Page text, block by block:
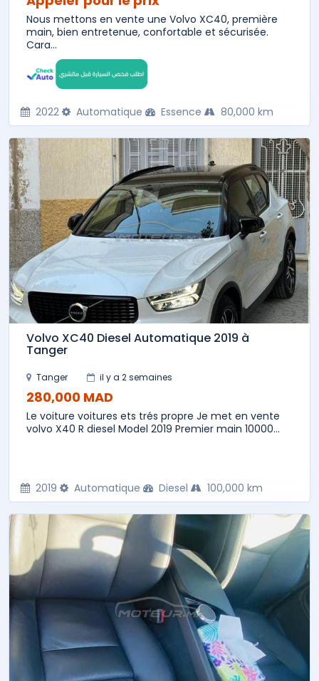
Nous mettons en vente une Volvo XC40, première
main, bien entretenue, confortable et sécurisée.
Cara...
2022 Automatique Essence 80,000 km
Volvo XC40 Diesel Automatique 2019 à
Tanger
Tanger il y a 2 semaines
280,000 MAD
Le voiture voitures ets trés propre Je met en vente
volvo X40 R diesel Model 2019 Premier main 10000...
2019 Automatique Diesel 100,000 km